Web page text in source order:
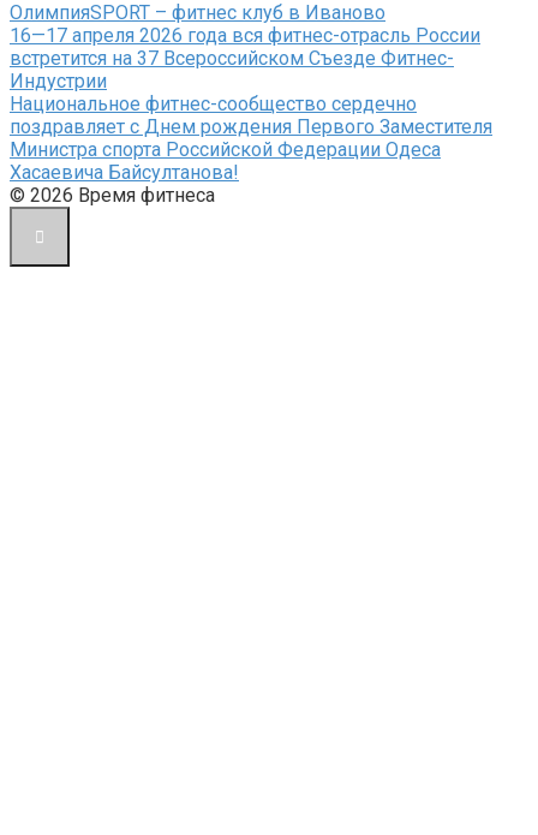
ОлимпияSPORT – фитнес клуб в Иваново
16—17 апреля 2026 года вся фитнес-отрасль России
встретится на 37 Всероссийском Съезде Фитнес-
Индустрии
Национальное фитнес-сообщество сердечно
поздравляет с Днем рождения Первого Заместителя
Министра спорта Российской Федерации Одеса
Хасаевича Байсултанова!
© 2026 Время фитнеса